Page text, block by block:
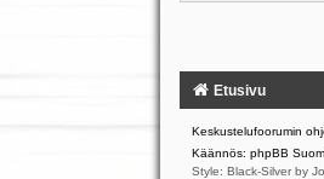
Etusivu
Keskustelufoorumin
Käännös: phpBB
Style: Black-Silver by